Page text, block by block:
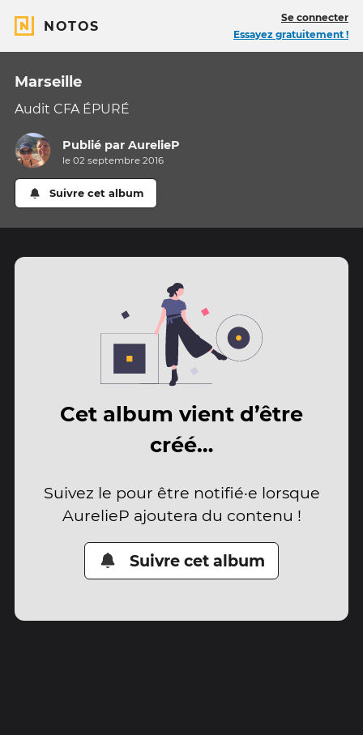
NOTOS
Se connecter
Essayez gratuitement !
Marseille
Audit CFA ÉPURÉ
Publié parAurelieP
le 02 septembre 2016
Suivre cet album
Cet album vient d’être
créé…
Suivez le pour être notifié·e lorsque
AurelieP ajoutera du contenu !
Suivre cet album